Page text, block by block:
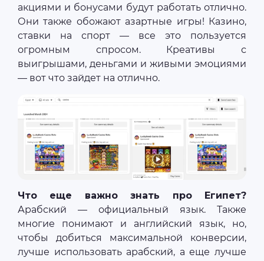
акциями и бонусами будут работать отлично.
Они также обожают азартные игры! Казино,
ставки на спорт — все это пользуется
огромным спросом. Креативы с
выигрышами, деньгами и живыми эмоциями
— вот что зайдет на отлично.
Что еще важно знать про Египет?
Арабский — официальный язык. Также
многие понимают и английский язык, но,
чтобы добиться максимальной конверсии,
лучше использовать арабский, а еще лучше